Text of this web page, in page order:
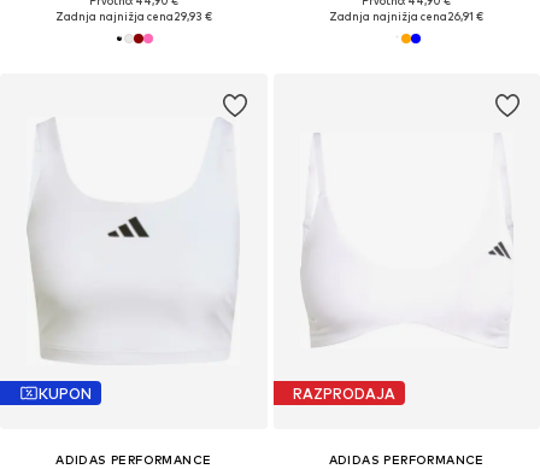
Zadnja najnižja cena29,93 €
Zadnja najnižja cena26,91 €
KUPON
ADIDAS PERFORMANCE
RAZPRODAJA
ADIDAS PERFORMANCE